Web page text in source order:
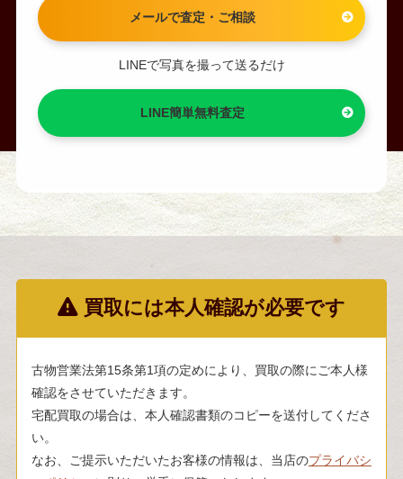
メールで査定・ご相談
LINEで写真を撮って送るだけ
LINE簡単無料査定
買取には本人確認が必要です
古物営業法第15条第1項の定めにより、買取の際にご本人様
確認をさせていただきます。
宅配買取の場合は、本人確認書類のコピーを送付してくださ
い。
なお、ご提示いただいたお客様の情報は、当店のプライバシ